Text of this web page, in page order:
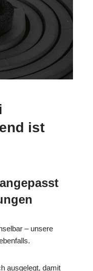
ist
– unsere
ausgelegt, damit